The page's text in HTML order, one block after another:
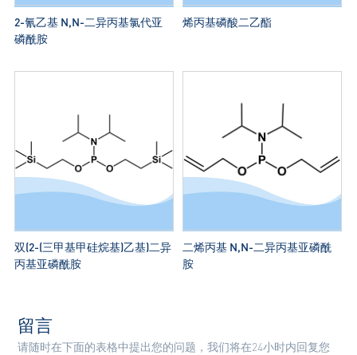
2-氰乙基 N,N-二异丙基氯代亚
磷酰胺
烯丙基磷酸二乙酯
双(2-(三甲基甲硅烷基)乙基)二异
丙基亚磷酰胺
二烯丙基 N,N-二异丙基亚磷酰
胺
留言
请随时在下面的表格中提出您的问题，我们将在24小时内回复您